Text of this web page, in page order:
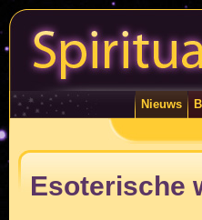
Nieuws
Esoterische